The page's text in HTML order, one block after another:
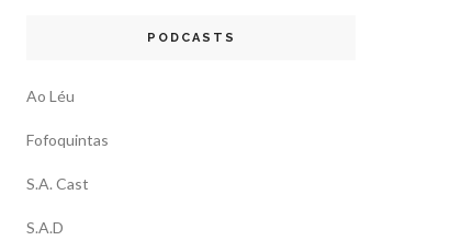
PODCASTS
Ao Léu
Fofoquintas
S.A. Cast
S.A.D